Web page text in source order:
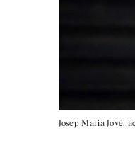
Josep Maria Jové,